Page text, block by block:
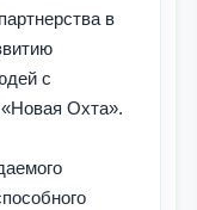
в
с
Охта».